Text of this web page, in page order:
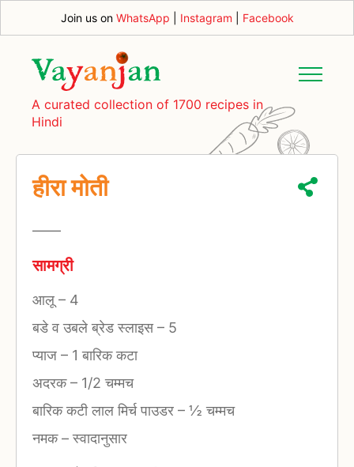
Join us on WhatsApp Instagram Facebook
A curated collection of 1700 recipes in
Hindi
हीरा मोती
——
सामग्री
आलू – 4
बडे व उबले ब्रेड स्लाइस– 5
प्याज – 1 बारिक कटा
अदरक– 1/2 चम्मच
बारिक कटी लाल मिर्च पाउडर – ½ चम्मच
नमक–स्वादानुसार